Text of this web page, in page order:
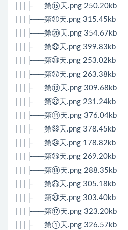
| | | ├──第⑮天.png 250.20kb
| | | ├──第㉑天.png 315.45kb
| | | ├──第⑳天.png 354.67kb
| | | ├──第㉒天.png 399.83kb
| | | ├──第㊳天.png 253.02kb
| | | ├──第㉗天.png 263.38kb
| | | ├──第⑬天.png 309.68kb
| | | ├──第㉜天.png 231.24kb
| | | ├──第⑪天.png 376.04kb
| | | ├──第㉓天.png 378.45kb
| | | ├──第㉞天.png 178.82kb
| | | ├──第㉕天.png 269.20kb
| | | ├──第⑱天.png 288.35kb
| | | ├──第㉟天.png 305.18kb
| | | ├──第㉚天.png 303.40kb
| | | ├──第⑰天.png 323.20kb
| | | ├──第①天.png 326.57kb